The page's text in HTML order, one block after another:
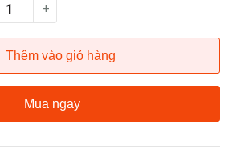
+
Thêm vào giỏ hàng
Mua ngay